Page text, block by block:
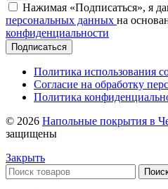
Нажимая «Подписаться», я
персональных данных на
конфиденциальности
Подписаться
Политика использования
Согласие на обработку
Политика
© 2026 Напольные покрытия в
защищены
Закрыть